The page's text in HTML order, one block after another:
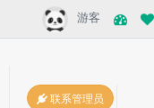
游客
联系管理员